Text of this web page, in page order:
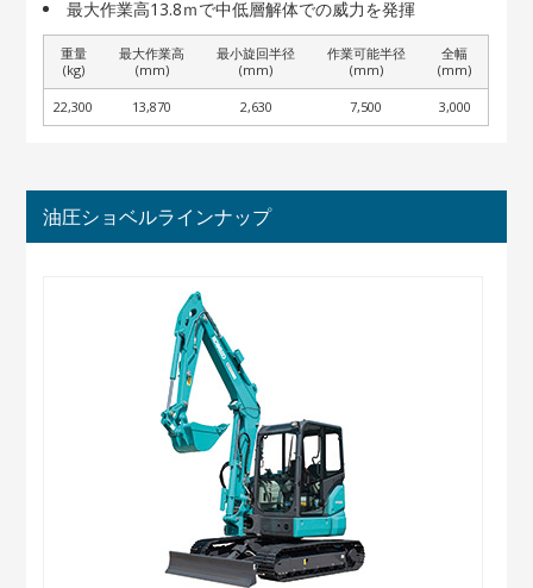
最大作業高13.8ｍで中低層解体での威力を発揮
重量
(kg)
最大作業高
(mm)
最小旋回半径
(mm)
作業可能半径
(mm)
全幅
(mm)
22,300 13,870 2,630 7,500 3,000
油圧ショベルラインナップ